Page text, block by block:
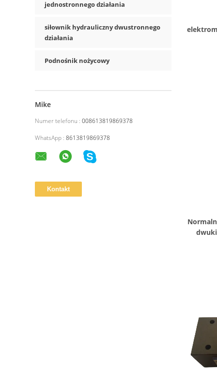
jednostronnego działania
siłownik hydrauliczny dwustronnego
działania
Podnośnik nożycowy
Mike
Numer telefonu : 008613819869378
WhatsApp : 8613819869378
46
wkład